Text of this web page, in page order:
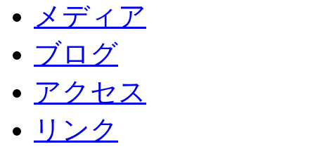
メディア
ブログ
アクセス
リンク